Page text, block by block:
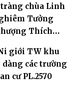
chùa Linh
Tưởng
Thích
giới TW khu
dàng các trường
cư PL.2570